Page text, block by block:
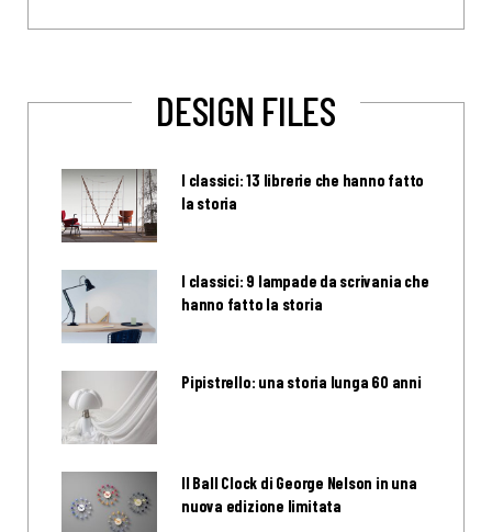
DESIGN FILES
I classici: 13 librerie che hanno fatto
la storia
I classici: 9 lampade da scrivania che
hanno fatto la storia
Pipistrello: una storia lunga 60 anni
Il Ball Clock di George Nelson in una
nuova edizione limitata